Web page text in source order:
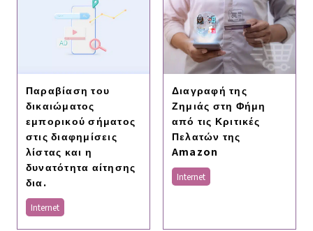
Παραβίαση του
δικαιώματος
εμπορικού σήματος
στις διαφημίσεις
λίστας και η
δυνατότητα αίτησης
δια.
Internet
Διαγραφή της
Ζημιάς στη Φήμη
από τις Κριτικές
Πελατών της
Amazon
Internet